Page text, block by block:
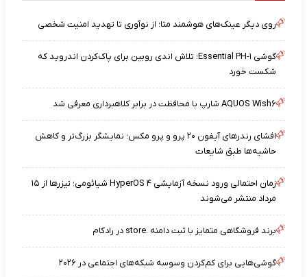
روی دیگر عینک‌های هوشمند متا؛ از نوآوری تا تهدید امنیت شخصی
گوشی Essential PH-۱؛ تلاش اندی روبین برای پاک‌کردن اندروید که
شکست خورد
AQUOS Wish۶ شارپ با محافظت در برابر کلاهبرداری معرفی شد
افشای رندرهای آیفون ۲۰ پرو و پرو مکس؛ نمایشگر بزرگ‌تر و کاهش
حاشیه‌ها طبق شایعات
زمان احتمالی ورود نسخه آزمایشی HyperOS ۴ شیائومی؛ تیزرها از ۱۵
مرداد منتشر می‌شوند
برند فروشگاهی متمایز با ثبت دامنه .store در رادکام
گوشی‌هایی برای کم‌کردن وسوسه شبکه‌های اجتماعی در ۲۰۲۶